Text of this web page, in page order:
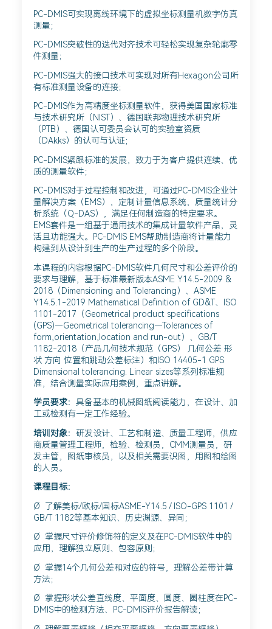
PC-DMIS可实现离线环境下的虚拟坐标测量机数字仿真
测量；
PC-DMIS突破性的迭代对齐技术可轻松实现复杂轮廓零
件测量；
PC-DMIS强大的接口技术可实现对所有Hexagon公司所
有标准测量设备的连接；
PC-DMIS作为高精度坐标测量软件，获得美国国家标准
与技术研究所（NIST）、德国联邦物理技术研究所
（PTB）、德国认可委员会认可的实验室资质
（DAkks）的认可与认证；
PC-DMIS紧跟标准的发展，致力于为客户提供连续、优
质的测量软件；
PC-DMIS对于过程控制和改进，可通过PC-DMIS企业计
量解决方案（EMS），定制计量信息系统，质量统计分
析系统（Q-DAS），满足任何制造商的特定要求。
EMS套件是一组基于通用技术的集成计量软件产品，灵
活且功能强大。PC-DMIS EMS帮助制造商将计量能力
构建到从设计到生产的生产过程的多个阶段。
本课程的内容根据PC-DMIS软件几何尺寸和公差评价的
要求与理解，基于标准最新版本ASME Y14.5-2009 &
2018（Dimensioning and Tolerancing）、ASME
Y14.5.1-2019 Mathematical Definition of GD&T、ISO
1101-2017（Geometrical product specifications
(GPS)—Geometrical tolerancing—Tolerances of
form,orientation,location and run-out）、GB/T
1182-2018（产品几何技术规范（GPS） 几何公差 形
状 方向 位置和跳动公差标注）和ISO 14405-1 GPS
Dimensional tolerancing. Linear sizes等系列标准规
准，结合测量实际应用案例，重点讲解。
学员要求： 具备基本的机械图纸阅读能力，在设计、加
工或检测有一定工作经验。
培训对象： 研发设计、工艺和制造、质量工程师，供应
商质量管理工程师，检验、检测员，CMM测量员，研
发主管，图纸审核员，以及相关需要识图，用图和绘图
的人员。
课程目标：
Ø 了解美标/欧标/国标ASME-Y14.5 / ISO-GPS 1101 /
GB/T 1182等基本知识、历史渊源、异同；
Ø 掌握尺寸评价修饰符的定义及在PC-DMIS软件中的
应用，理解独立原则、包容原则；
Ø 掌握14个几何公差和对应的符号，理解公差带计算
方法；
Ø 掌握形状公差直线度、平面度、圆度、圆柱度在PC-
DMIS中的检测方法、PC-DMIS评价报告解读；